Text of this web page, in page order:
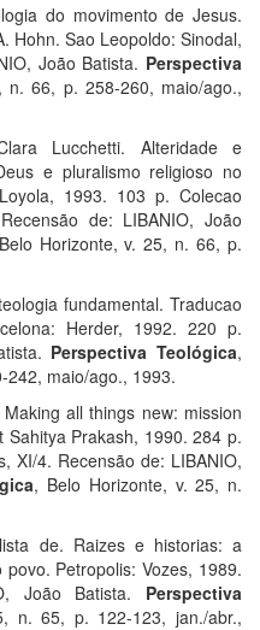
do movimento de Jesus.
Hohn. Sao Leopoldo: Sinodal,
João Batista. Perspectiva
n. 66, p. 258-260, maio/ago.,
Lucchetti. Alteridade e
e pluralismo religioso no
1993. 103 p. Colecao
de: LIBANIO, João
Horizonte, v. 25, n. 66, p.
fundamental. Traducao
Herder, 1992. 220 p.
Perspectiva Teológica,
242, maio/ago., 1993.
all things new: mission
Prakash, 1990. 284 p.
XI/4. Recensão de: LIBANIO,
, Belo Horizonte, v. 25, n.
de. Raizes e historias: a
Petropolis: Vozes, 1989.
João Batista. Perspectiva
n. 65, p. 122-123, jan./abr.,